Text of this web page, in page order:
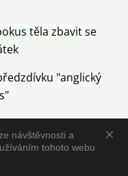
návštěvnosti a
tohoto webu
těla zbavit se
"anglický
neutralizací a